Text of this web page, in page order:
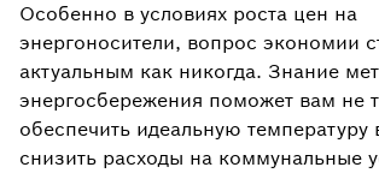
Особенно в условиях роста цен на
энергоносители, вопрос экономии
актуальным как никогда. Знание
энергосбережения поможет вам не
обеспечить идеальную
снизить расходы на коммунальные